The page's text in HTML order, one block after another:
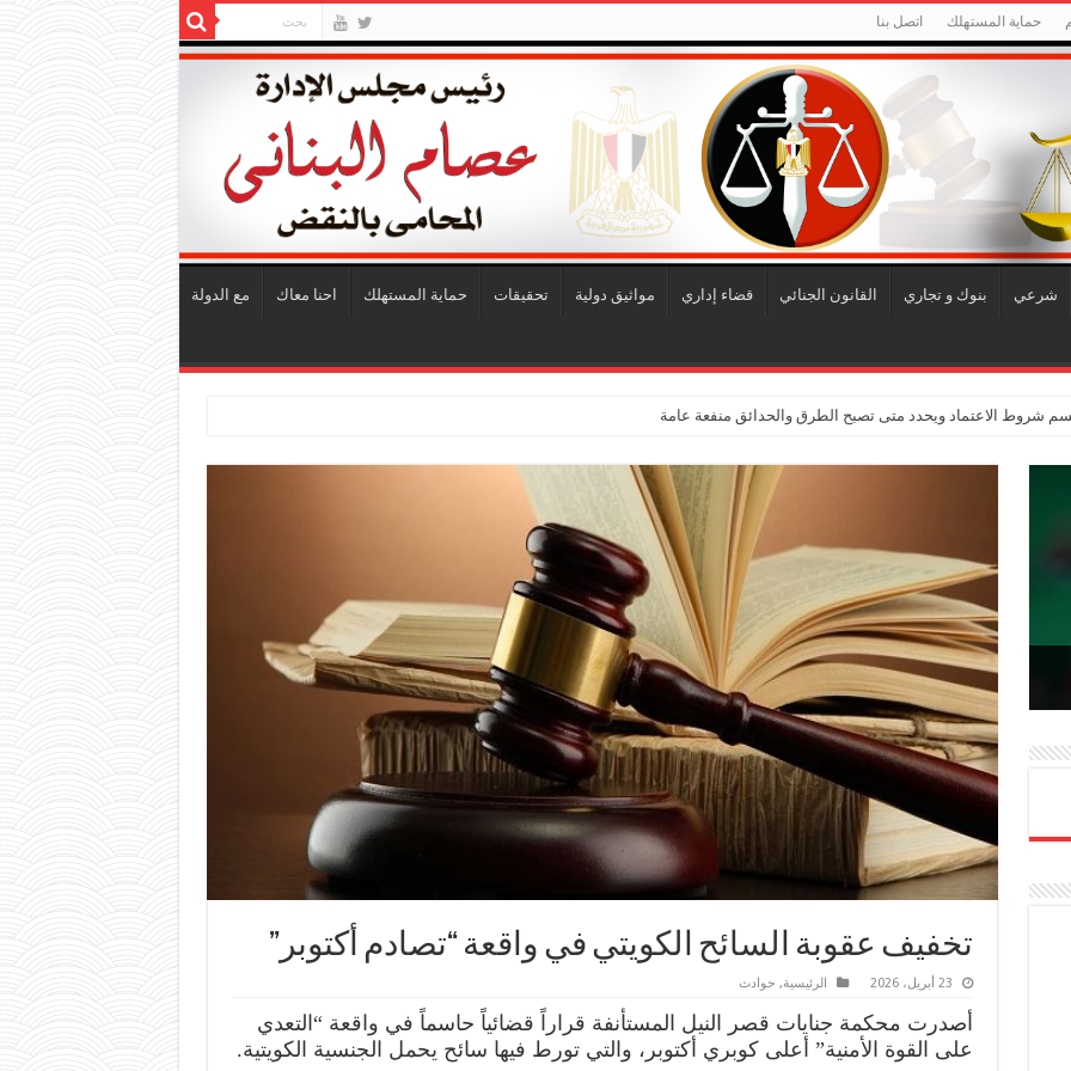
حماية المستهلك اتصل بنا
شرعي بنوك و تجاري القانون الجنائي قضاء إداري مواثيق دولية تحقيقات حماية المستهلك احنا معاك مع الدولة
شروط الاعتماد ويحدد متى تصبح الطرق والحدائق منفعة عامة
تخفيف عقوبة السائح الكويتي في واقعة “تصادم أكتوبر”
23 أبريل، 2026 الرئيسية, حوادث
أصدرت محكمة جنايات قصر النيل المستأنفة قراراً قضائياً حاسماً في واقعة “التعدي
على القوة الأمنية” أعلى كوبري أكتوبر، والتي تورط فيها سائح يحمل الجنسية الكويتية.